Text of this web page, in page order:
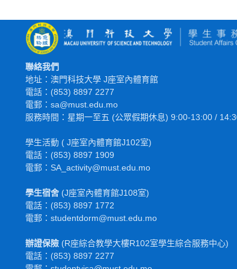
聯絡我們
地址：澳門科技大學 J座室內體育館
電話：(853) 8897 2277
電郵：sa@must.edu.mo
服務時間：星期一至五 (公眾假期休息) 9:00-13:00 /
學生活動 ( J座室內體育館J102室)
電話：(853) 8897 1909
電郵：SA_activity@must.edu.mo
學生宿舍 (J座室內體育館J108室)
電話：(853) 8897 1772
電郵 ：studentdorm@must.edu.mo
辦證保險 (R座綜合教學大樓R102室學生綜合服務中心)
電話：(853) 8897 2277